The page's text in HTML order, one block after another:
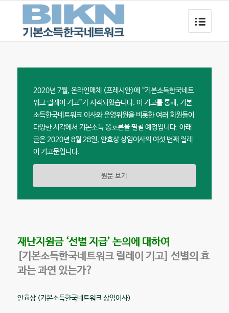
2020년 7월, 온라인매체 <프레시안>에 “기본소득한국네트
워크 릴레이 기고”가 시작되었습니다. 이 기고를 통해, 기본
소득한국네트워크 이사와 운영위원을 비롯한 여러 회원들이
다양한 시각에서 기본소득 옹호론을 펼칠 예정입니다. 아래
글은 2020년 8월 28일, 안효상 상임이사의 여섯 번째 릴레
이 기고문입니다.
원문 보기
재난지원금 ‘선별 지급’ 논의에 대하여
[기본소득한국네트워크 릴레이 기고] 선별의 효
과는 과연 있는가?
안효상 (기본소득한국네트워크 상임이사)